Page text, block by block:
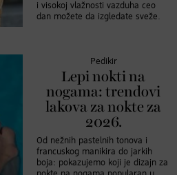
i visokoj vlažnosti vazduha ceo
dan možete da izgledate sveže.
Pedikir
Lepi nokti na
nogama: trendovi
lakova za nokte za
2026.
Od nežnih pastelnih tonova i
francuskog manikira do jarkih
boja: pokazujemo koji je dizajn za